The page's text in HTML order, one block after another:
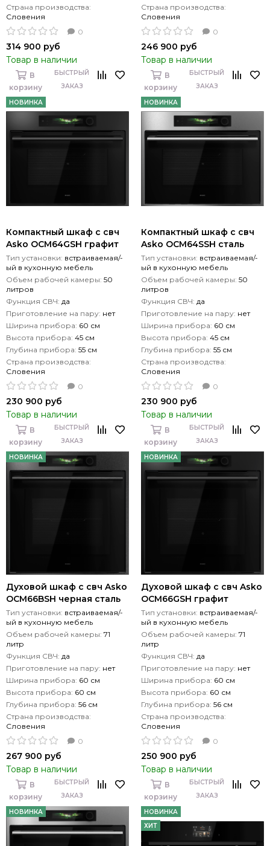
Страна производства:
Словения
0
314 900 руб
Товар в наличии
В
корзину
БЫСТРЫЙ
ЗАКАЗ
Страна производства:
Словения
0
246 900 руб
Товар в наличии
В
корзину
БЫСТРЫЙ
ЗАКАЗ
НОВИНКА
Компактный шкаф с свч
Asko OCM64GSH графит
Тип установки: встраиваемая/-
ый в кухонную мебель
Объем рабочей камеры: 50
литров
Функция СВЧ: да
Приготовление на пару: нет
Ширина прибора: 60 см
Высота прибора: 45 см
Глубина прибора: 55 см
Страна производства:
Словения
0
230 900 руб
Товар в наличии
В
корзину
БЫСТРЫЙ
ЗАКАЗ
НОВИНКА
Компактный шкаф с свч
Asko OCM64SSH сталь
Тип установки: встраиваемая/-
ый в кухонную мебель
Объем рабочей камеры: 50
литров
Функция СВЧ: да
Приготовление на пару: нет
Ширина прибора: 60 см
Высота прибора: 45 см
Глубина прибора: 55 см
Страна производства:
Словения
0
230 900 руб
Товар в наличии
В
корзину
БЫСТРЫЙ
ЗАКАЗ
НОВИНКА
Духовой шкаф с свч Asko
OCM66BSH черная сталь
Тип установки: встраиваемая/-
ый в кухонную мебель
Объем рабочей камеры: 71
литр
Функция СВЧ: да
Приготовление на пару: нет
Ширина прибора: 60 см
Высота прибора: 60 см
Глубина прибора: 56 см
Страна производства:
Словения
0
267 900 руб
Товар в наличии
В
корзину
БЫСТРЫЙ
ЗАКАЗ
НОВИНКА
Духовой шкаф с свч Asko
OCM66GSH графит
Тип установки: встраиваемая/-
ый в кухонную мебель
Объем рабочей камеры: 71
литр
Функция СВЧ: да
Приготовление на пару: нет
Ширина прибора: 60 см
Высота прибора: 60 см
Глубина прибора: 56 см
Страна производства:
Словения
0
250 900 руб
Товар в наличии
В
корзину
БЫСТРЫЙ
ЗАКАЗ
НОВИНКА
НОВИНКА
ХИТ